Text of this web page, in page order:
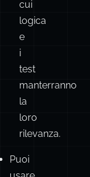
più
rapidamente
del
codice
la
cui
logica
e
i